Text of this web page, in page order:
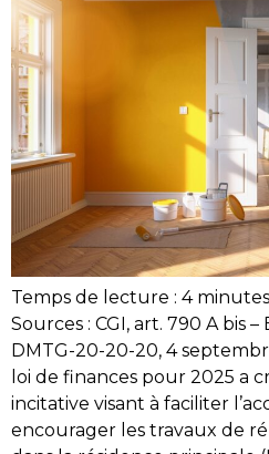
Temps de lecture : 4 minutes
Sources : CGI, art. 790 A bis
DMTG-20-20-20, 4
loi de finances pour 2025 a
incitative visant à faciliter
encourager les travaux de